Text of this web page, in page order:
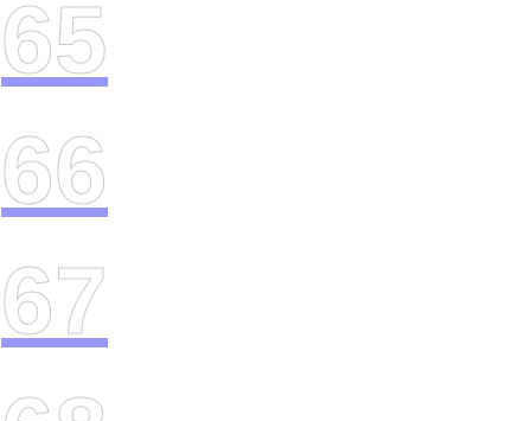
65
66
67